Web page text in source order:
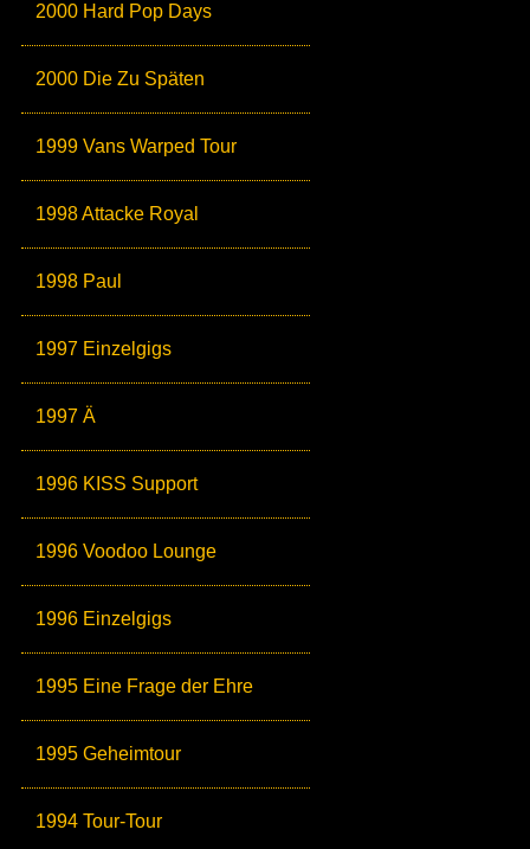
2000 Hard Pop Days
2000 Die Zu Späten
1999 Vans Warped Tour
1998 Attacke Royal
1998 Paul
1997 Einzelgigs
1997 Ä
1996 KISS Support
1996 Voodoo Lounge
1996 Einzelgigs
1995 Eine Frage der Ehre
1995 Geheimtour
1994 Tour-Tour